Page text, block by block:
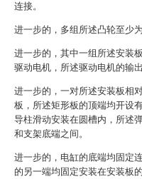
连接。
进一步的，多组所述凸轮至少为
进一步的，其中一组所述安装
驱动电机，所述驱动电机的输
进一步的，一对所述安装板相
板，所述矩形板的顶端均开设
导柱滑动安装在圆槽内，所述
和支架底端之间。
进一步的，电缸的底端均固定
的另一端均固定安装在安装板的